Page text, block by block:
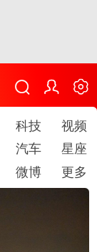
科技
视频
汽车
星座
微博 更多